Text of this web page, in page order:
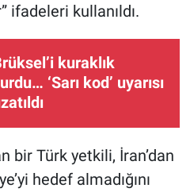
ifadeleri kullanıldı.
kuraklık
‘Sarı kod’ uyarısı
bir Türk yetkili, İran’dan
hedef almadığını